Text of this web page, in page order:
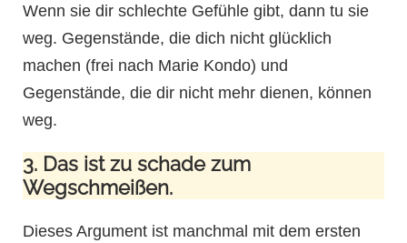
Wenn sie dir schlechte Gefühle gibt, dann tu sie
weg. Gegenstände, die dich nicht glücklich
machen (frei nach Marie Kondo) und
Gegenstände, die dir nicht mehr dienen, können
weg.
3. Das ist zu schade zum
Wegschmeißen.
Dieses Argument ist manchmal mit dem ersten